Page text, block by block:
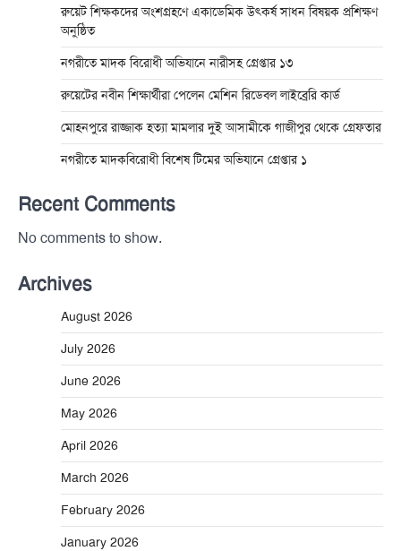
রুয়েট শিক্ষকদের অংশগ্রহণে একাডেমিক উৎকর্ষ সাধন বিষয়ক প্রশিক্ষণ
অনুষ্ঠিত
নগরীতে মাদক বিরোধী অভিযানে নারীসহ গ্রেপ্তার ১৩
রুয়েটের নবীন শিক্ষার্থীরা পেলেন মেশিন রিডেবল লাইব্রেরি কার্ড
মোহনপুরে রাজ্জাক হত্যা মামলার দুই আসামীকে গাজীপুর থেকে গ্রেফতার
নগরীতে মাদকবিরোধী বিশেষ টিমের অভিযানে গ্রেপ্তার ১
Recent Comments
No comments to show.
Archives
August 2026
July 2026
June 2026
May 2026
April 2026
March 2026
February 2026
January 2026